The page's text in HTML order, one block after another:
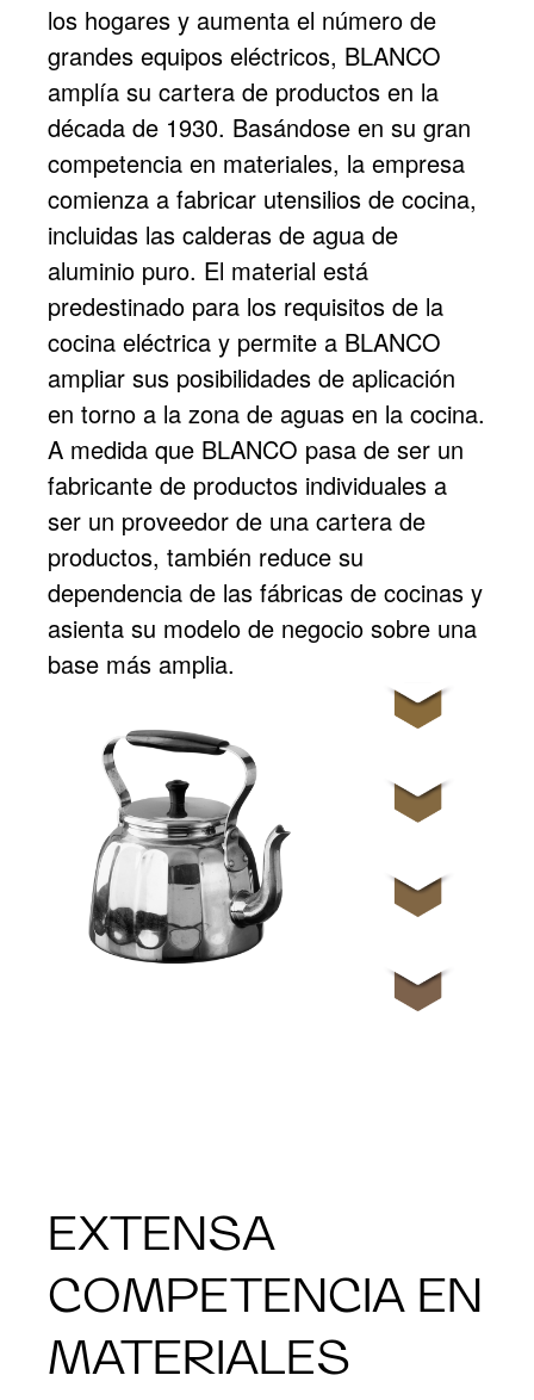
los hogares y aumenta el número de
grandes equipos eléctricos, BLANCO
amplía su cartera de productos en la
década de 1930. Basándose en su gran
competencia en materiales, la empresa
comienza a fabricar utensilios de cocina,
incluidas las calderas de agua de
aluminio puro. El material está
predestinado para los requisitos de la
cocina eléctrica y permite a BLANCO
ampliar sus posibilidades de aplicación
en torno a la zona de aguas en la cocina.
A medida que BLANCO pasa de ser un
fabricante de productos individuales a
ser un proveedor de una cartera de
productos, también reduce su
dependencia de las fábricas de cocinas y
asienta su modelo de negocio sobre una
base más amplia.
EXTENSA
COMPETENCIA EN
MATERIALES